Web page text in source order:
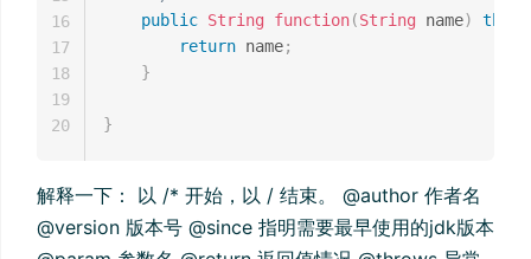
public String function(String name)
return name;
}
}
16
17
18
19
20
解释一下： 以 /* 开始，以 / 结束。 @author 作者名
@version 版本号 @since 指明需要最早使用的jdk版本